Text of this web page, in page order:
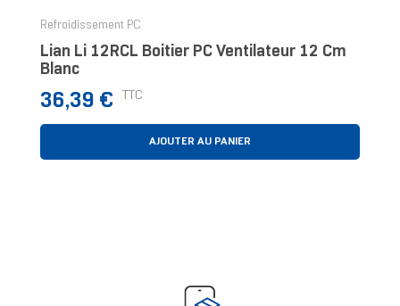
Refroidissement PC
Lian Li 12RCL Boitier PC Ventilateur 12 Cm
Blanc
Prix
36,39 € TTC
AJOUTER AU PANIER